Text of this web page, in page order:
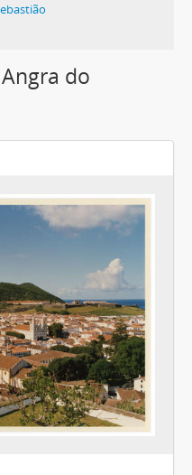
Angra do